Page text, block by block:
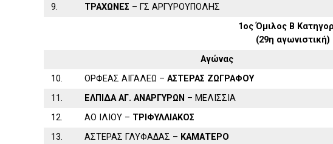
9.
ΤΡΑΧΩΝΕΣ – ΓΣ ΑΡΓΥΡΟΥΠΟΛΗΣ
1ος Όμιλος Β
(29η αγωνιστική)
Αγώνας
10.
ΟΡΦΕΑΣ ΑΙΓΑΛΕΩ –ΑΣΤΕΡΑΣ ΖΩΓΡΑΦΟΥ
11.
ΕΛΠΙΔΑ ΑΓ. ΑΝΑΡΓΥΡΩΝ – ΜΕΛΙΣΣΙΑ
12.
ΑΟ ΙΛΙΟΥ – ΤΡΙΦΥΛΛΙΑΚΟΣ
13.
ΑΣΤΕΡΑΣ ΓΛΥΦΑΔΑΣ – ΚΑΜΑΤΕΡΟ